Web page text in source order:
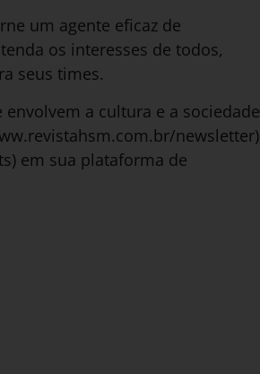
um agente eficaz de
os interesses de todos,
seus times.
a cultura e a sociedade
newsletter)
em sua plataforma de